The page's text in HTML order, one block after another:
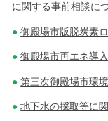
ョ
ン
に関する事前相談に
御殿場市版脱炭素
御殿場市再エネ導
第三次御殿場市環
地下水の採取等に